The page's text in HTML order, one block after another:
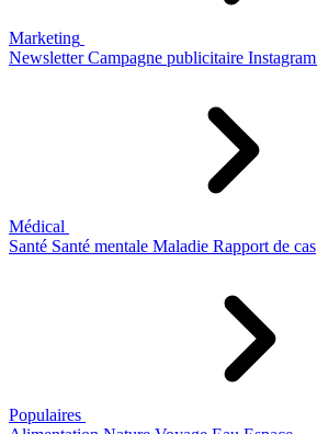
Marketing
Newsletter Campagne publicitaire Instagram
Médical
Santé Santé mentale Maladie Rapport de cas
Populaires